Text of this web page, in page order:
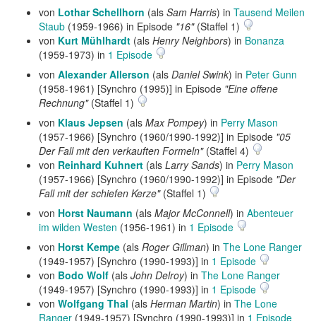
von Lothar Schellhorn (als Sam Harris) in Tausend Meilen
Staub (1959-1966) in Episode "16"(Staffel 1)
von Kurt Mühlhardt (als Henry Neighbors) in Bonanza
(1959-1973) in 1 Episode
von Alexander Allerson (als Daniel Swink) in Peter Gunn
(1958-1961) [Synchro (1995)] in Episode "Eine offene
Rechnung"(Staffel 1)
von Klaus Jepsen (als Max Pompey) in Perry Mason
(1957-1966) [Synchro (1960/1990-1992)] in Episode "05
Der Fall mit den verkauften Formeln"(Staffel 4)
von Reinhard Kuhnert (als Larry Sands) in Perry Mason
(1957-1966) [Synchro (1960/1990-1992)] in Episode "Der
Fall mit der schiefen Kerze"(Staffel 1)
von Horst Naumann (als Major McConnell) in Abenteuer
im wilden Westen (1956-1961) in 1 Episode
von Horst Kempe (als Roger Gillman) in The Lone Ranger
(1949-1957) [Synchro (1990-1993)] in 1 Episode
von Bodo Wolf (als John Delroy) in The Lone Ranger
(1949-1957) [Synchro (1990-1993)] in 1 Episode
von Wolfgang Thal (als Herman Martin) in The Lone
Ranger (1949-1957) [Synchro (1990-1993)] in 1 Episode